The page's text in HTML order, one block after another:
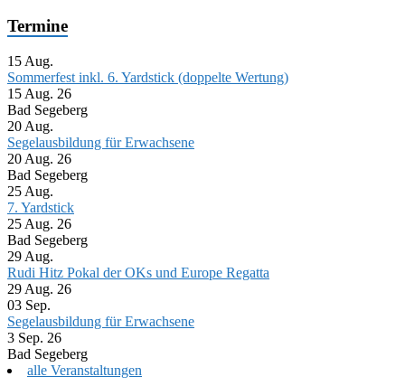
Termine
15 Aug.
Sommerfest inkl. 6. Yardstick (doppelte Wertung)
15 Aug. 26
Bad Segeberg
20 Aug.
Segelausbildung für Erwachsene
20 Aug. 26
Bad Segeberg
25 Aug.
7. Yardstick
25 Aug. 26
Bad Segeberg
29 Aug.
Rudi Hitz Pokal der OKs und Europe Regatta
29 Aug. 26
03 Sep.
Segelausbildung für Erwachsene
3 Sep. 26
Bad Segeberg
alle Veranstaltungen